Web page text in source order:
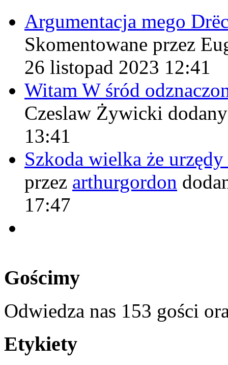
Argumentacja mego
Skomentowane przez
26 listopad 2023 12:41
Witam W śród
Czeslaw Żywicki
13:41
Szkoda wielka że
przez arthurgordon
17:47
Gościmy
Odwiedza nas 153 gości
Etykiety